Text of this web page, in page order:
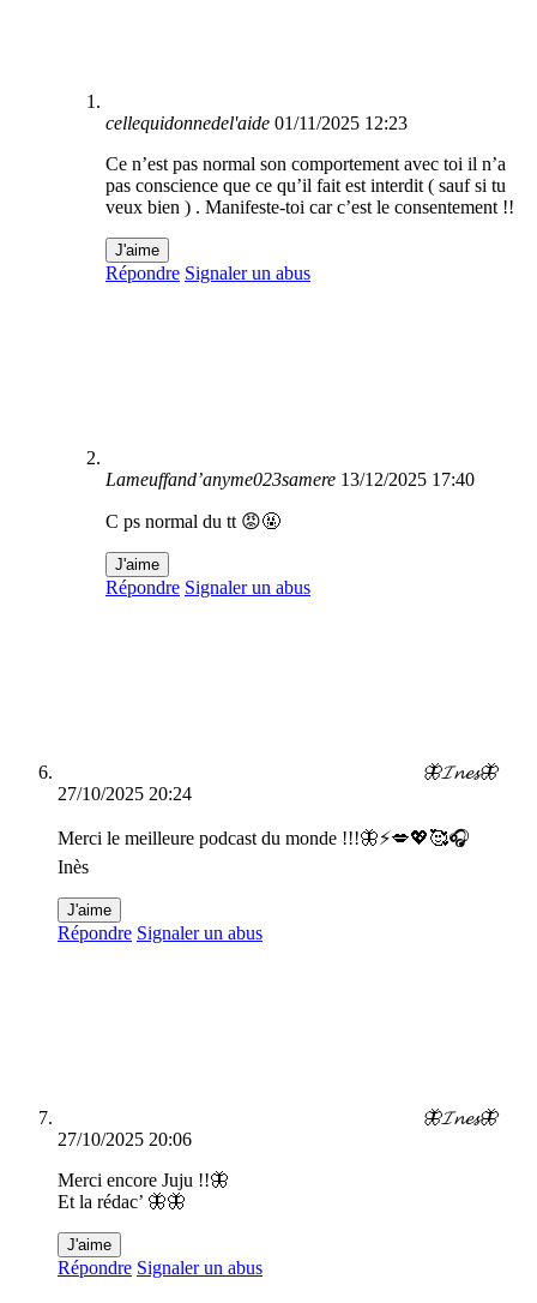
cellequidonnedel'aide 01/11/2025 12:23
Ce n’est pas normal son comportement avec toi il n’a
pas conscience que ce qu’il fait est interdit ( sauf si tu
veux bien ) . Manifeste-toi car c’est le consentement !!
J'aime
Répondre Signaler un abus
Lameuffand’anyme023samere 13/12/2025 17:40
C ps normal du tt 😡🤬
J'aime
Répondre Signaler un abus
🦋𝓘𝓷𝓮𝓼🦋
27/10/2025 20:24
Merci le meilleure podcast du monde !!!🦋⚡💋💖🥰🎧
Inès
J'aime
Répondre Signaler un abus
🦋𝓘𝓷𝓮𝓼🦋
27/10/2025 20:06
Merci encore Juju !!🦋
Et la rédac’ 🦋🦋
J'aime
Répondre Signaler un abus